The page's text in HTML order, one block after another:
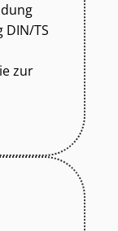
TS
zur